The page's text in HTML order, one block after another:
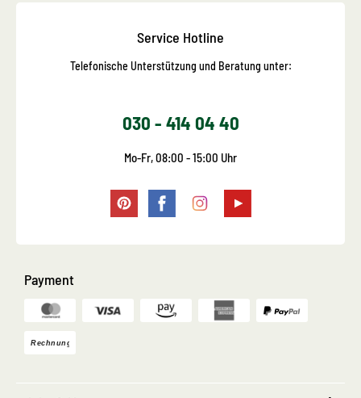
Service Hotline
Telefonische Unterstützung und Beratung unter:
030 - 414 04 40
Mo-Fr, 08:00 - 15:00 Uhr
Payment